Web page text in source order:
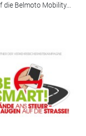
Belmoto Mobility...